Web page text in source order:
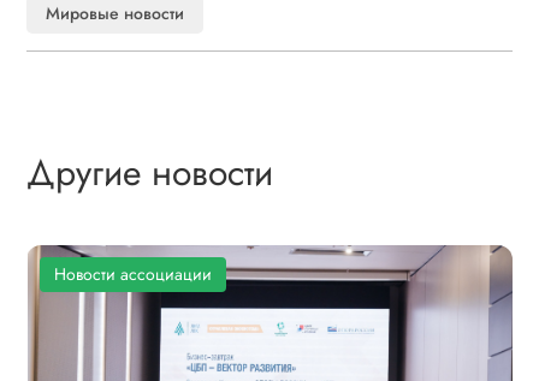
Мировые новости
Другие новости
Новости ассоциации